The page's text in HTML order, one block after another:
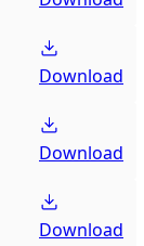
Download
Download
Download